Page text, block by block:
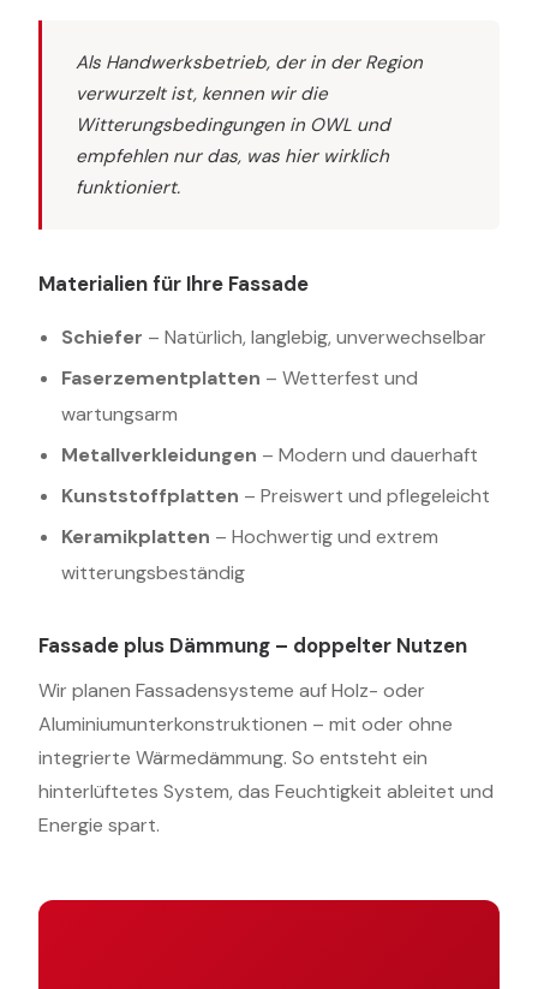
Als Handwerksbetrieb, der in der Region
verwurzelt ist, kennen wir die
Witterungsbedingungen in OWL und
empfehlen nur das, was hier wirklich
funktioniert.
Materialien für Ihre Fassade
Schiefer – Natürlich, langlebig, unverwechselbar
Faserzementplatten – Wetterfest und
wartungsarm
Metallverkleidungen – Modern und dauerhaft
Kunststoffplatten – Preiswert und pflegeleicht
Keramikplatten – Hochwertig und extrem
witterungsbeständig
Fassade plus Dämmung – doppelter Nutzen
Wir planen Fassadensysteme auf Holz- oder
Aluminiumunterkonstruktionen – mit oder ohne
integrierte Wärmedämmung. So entsteht ein
hinterlüftetes System, das Feuchtigkeit ableitet und
Energie spart.